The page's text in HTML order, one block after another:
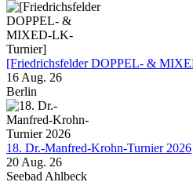
[Friedrichsfelder DOPPEL- &
16 Aug. 26
Berlin
18. Dr.-Manfred-Krohn-Turnier 2026
20 Aug. 26
Seebad Ahlbeck